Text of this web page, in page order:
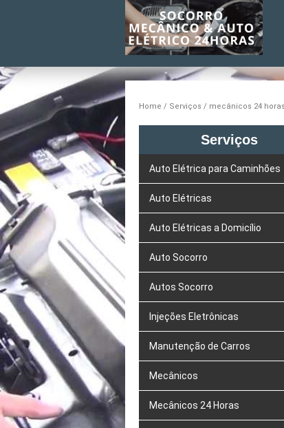
Home Serviços mecânicos 24 horas
Serviços
Auto Elétrica para Caminhões
Auto Elétricas
Auto Elétricas a Domicílio
Auto Socorro
Autos Socorro
Injeções Eletrônicas
Manutenção de Carros
Mecânicos
Mecânicos 24 Horas